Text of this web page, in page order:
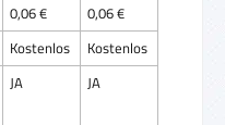
0,06 €
0,06 €
Kostenlos
Kostenlos
JA JA